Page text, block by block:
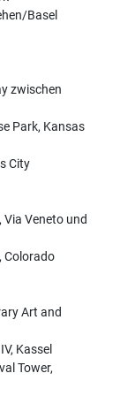
Basel
zwischen
Park, Kansas
City
Veneto und
Colorado
Art and
Kassel
Tower,